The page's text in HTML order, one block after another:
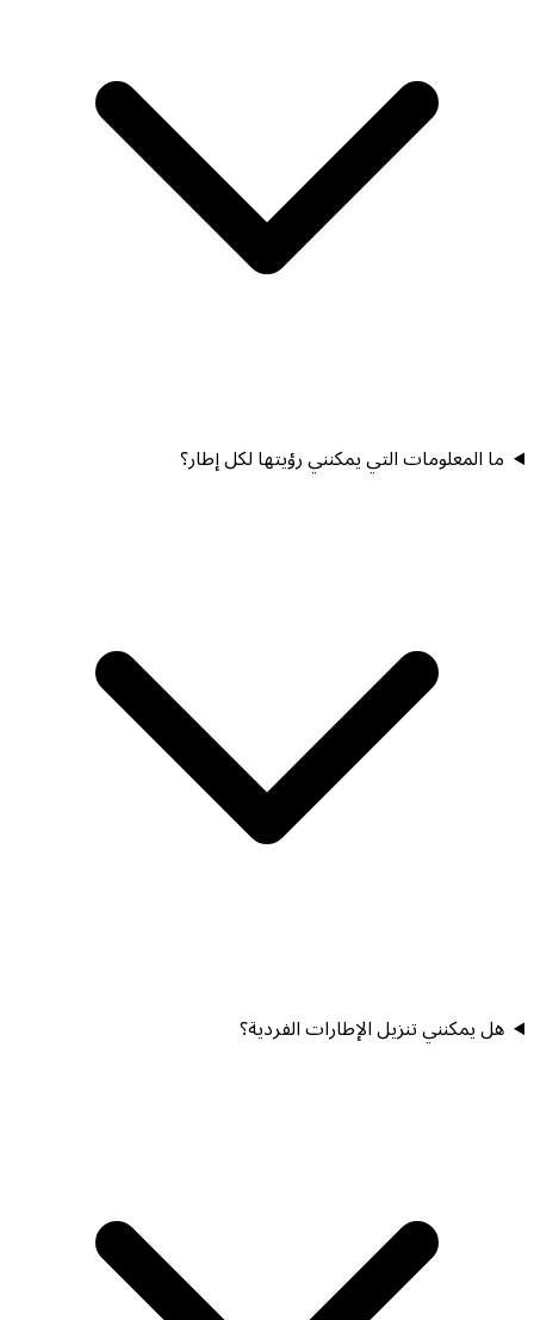
ما المعلومات التي يمكنني رؤيتها لكل إطار؟
هل يمكنني تنزيل الإطارات الفردية؟